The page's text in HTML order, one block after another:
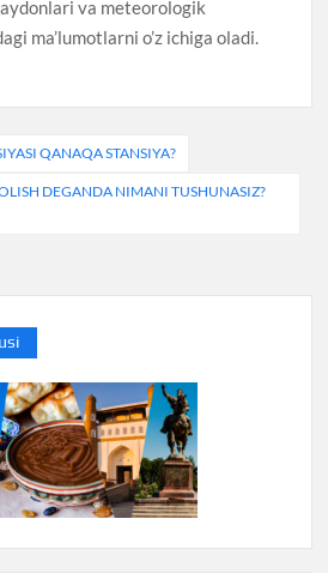
va meteorologik
ma’lumotlarni o’z ichiga oladi.
QANAQA STANSIYA?
DEGANDA NIMANI TUSHUNASIZ?